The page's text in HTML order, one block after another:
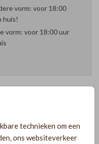
technieken om een
ons websiteverkeer
vorm: voor 18:00
huis!
vorm: voor 18:00 uur